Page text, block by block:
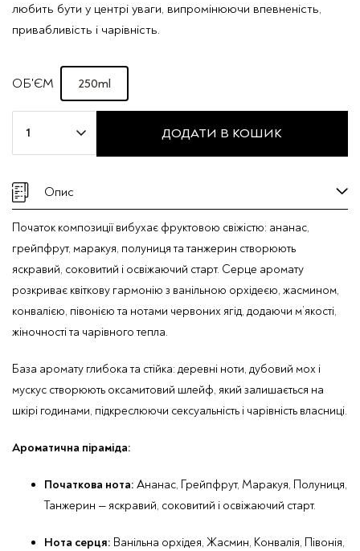
любить бути у центрі уваги, випромінюючи впевненість,
привабливість і чарівність.
ОБ'ЄМ 250ml
тіла
Taj
Max
"BOMBSHELL"
кількість
ДОДАТИ В КОШИК
Опис
Початок композиції вибухає фруктовою свіжістю: ананас,
грейпфрут, маракуя, полуниця та танжерин створюють
яскравий, соковитий і освіжаючий старт. Серце аромату
розкриває квіткову гармонію з ванільною орхідеєю, жасмином,
конвалією, півонією та нотами червоних ягід, додаючи м’якості,
жіночності та чарівного тепла.
База аромату глибока та стійка: деревні ноти, дубовий мох і
мускус створюють оксамитовий шлейф, який залишається на
шкірі годинами, підкреслюючи сексуальність і чарівність власниці.
Ароматична піраміда:
Початкова нота: Ананас, Грейпфрут, Маракуя, Полуниця,
Танжерин — яскравий, соковитий і освіжаючий старт.
Нота серця: Ванільна орхідея, Жасмин, Конвалія, Півонія,